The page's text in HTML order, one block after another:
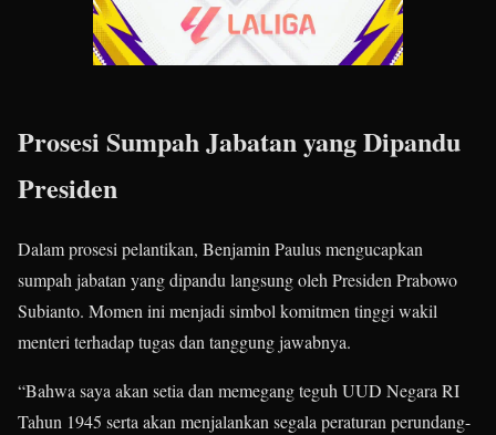
Prosesi Sumpah Jabatan yang Dipandu
Presiden
Dalam prosesi pelantikan, Benjamin Paulus mengucapkan
sumpah jabatan yang dipandu langsung oleh Presiden Prabowo
Subianto. Momen ini menjadi simbol komitmen tinggi wakil
menteri terhadap tugas dan tanggung jawabnya.
“Bahwa saya akan setia dan memegang teguh UUD Negara RI
Tahun 1945 serta akan menjalankan segala peraturan perundang-